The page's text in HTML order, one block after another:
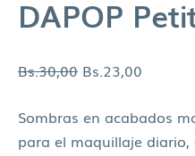
DAPOP
Bs.30,00 Bs.23,00
Sombras en acabados
para el maquillaje